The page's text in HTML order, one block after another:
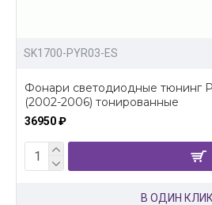
SK1700-PYR03-ES
Фонари светодиодные тюнинг
(2002-2006) тонированные
36950 ₽
В ОДИН КЛИК